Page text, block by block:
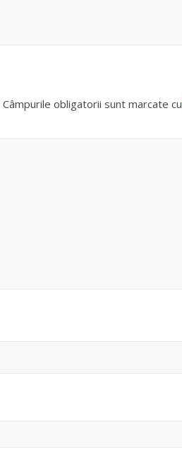
Câmpurile obligatorii sunt marcate cu